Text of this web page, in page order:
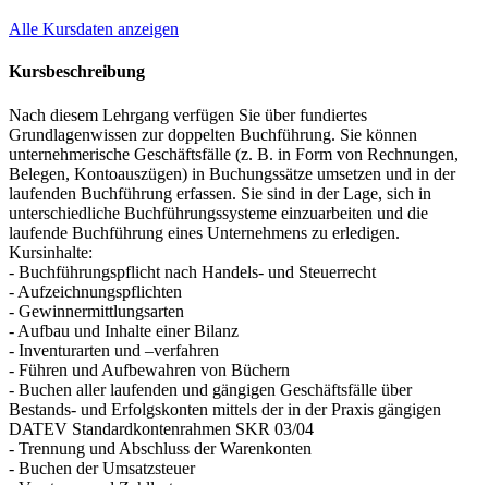
Alle Kursdaten anzeigen
Kursbeschreibung
Nach diesem Lehrgang verfügen Sie über fundiertes
Grundlagenwissen zur doppelten Buchführung. Sie können
unternehmerische Geschäftsfälle (z. B. in Form von Rechnungen,
Belegen, Kontoauszügen) in Buchungssätze umsetzen und in der
laufenden Buchführung erfassen. Sie sind in der Lage, sich in
unterschiedliche Buchführungssysteme einzuarbeiten und die
laufende Buchführung eines Unternehmens zu erledigen.
Kursinhalte:
- Buchführungspflicht nach Handels- und Steuerrecht
- Aufzeichnungspflichten
- Gewinnermittlungsarten
- Aufbau und Inhalte einer Bilanz
- Inventurarten und –verfahren
- Führen und Aufbewahren von Büchern
- Buchen aller laufenden und gängigen Geschäftsfälle über
Bestands- und Erfolgskonten mittels der in der Praxis gängigen
DATEV Standardkontenrahmen SKR 03/04
- Trennung und Abschluss der Warenkonten
- Buchen der Umsatzsteuer